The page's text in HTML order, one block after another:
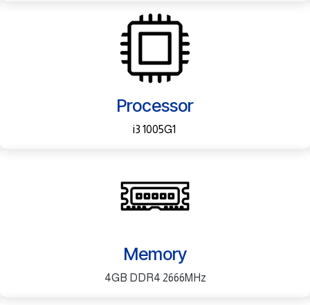
Processor
i3 1005G1
Memory
4GB DDR4 2666MHz